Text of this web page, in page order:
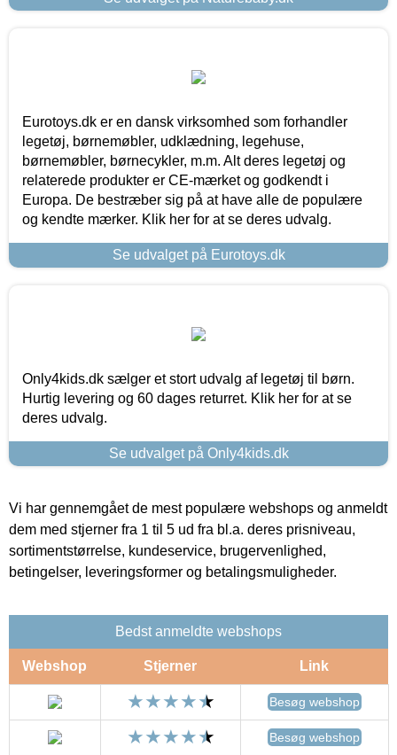
Eurotoys.dk er en dansk virksomhed som forhandler
legetøj, børnemøbler, udklædning, legehuse,
børnemøbler, børnecykler, m.m. Alt deres legetøj og
relaterede produkter er CE-mærket og godkendt i
Europa. De bestræber sig på at have alle de populære
og kendte mærker. Klik her for at se deres udvalg.
Se udvalget på Eurotoys.dk
Only4kids.dk sælger et stort udvalg af legetøj til børn.
Hurtig levering og 60 dages returret. Klik her for at se
deres udvalg.
Se udvalget på Only4kids.dk
Vi har gennemgået de mest populære webshops og anmeldt
dem med stjerner fra 1 til 5 ud fra bl.a. deres prisniveau,
sortimentstørrelse, kundeservice, brugervenlighed,
betingelser, leveringsformer og betalingsmuligheder.
Bedst anmeldte webshops
Webshop Stjerner Link
Besøg webshop
Besøg webshop